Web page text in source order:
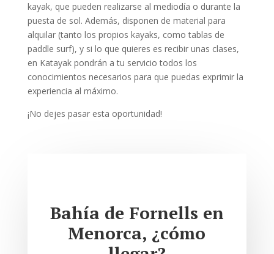
kayak, que pueden realizarse al mediodía o durante la
puesta de sol. Además, disponen de material para
alquilar (tanto los propios kayaks, como tablas de
paddle surf), y si lo que quieres es recibir unas clases,
en Katayak pondrán a tu servicio todos los
conocimientos necesarios para que puedas exprimir la
experiencia al máximo.
¡No dejes pasar esta oportunidad!
Bahía de Fornells en
Menorca, ¿cómo